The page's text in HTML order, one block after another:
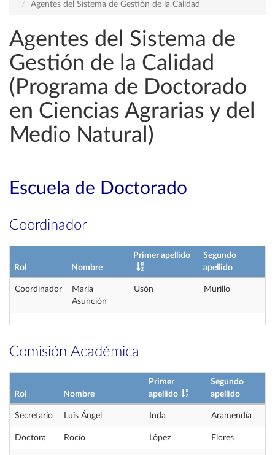
Agentes del Sistema de Gestión de la Calidad
Agentes del Sistema de
Gestión de la Calidad
(Programa de Doctorado
en Ciencias Agrarias y del
Medio Natural)
Escuela de Doctorado
Coordinador
Rol Nombre
Primer apellido
Segundo
apellido
Coordinador
María
Asunción
Usón Murillo
Comisión Académica
Rol Nombre
Primer
apellido
Segundo
apellido
Secretario Luis Ángel Inda Aramendía
Doctora Rocío López Flores